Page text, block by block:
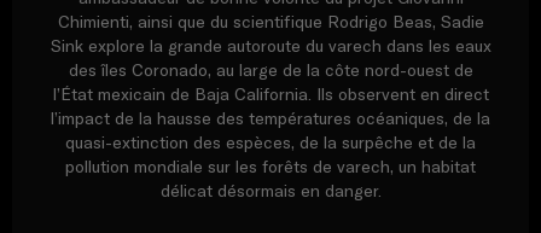
Chimienti, ainsi que du scientifique Rodrigo Beas, Sadie
Sink explore la grande autoroute du varech dans les eaux
des îles Coronado, au large de la côte nord-ouest de
l’État mexicain de Baja California. Ils observent en direct
l’impact de la hausse des températures océaniques, de la
quasi-extinction des espèces, de la surpêche et de la
pollution mondiale sur les forêts de varech, un habitat
délicat désormais en danger.